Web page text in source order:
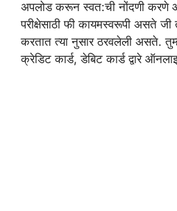
अपलोड करून स्वत:ची नोंदणी
परीक्षेसाठी फी कायमस्वरूपी असते जी
करतात त्या नुसार ठरवलेली असते.
क्रेडिट कार्ड, डेबिट कार्ड द्वारे